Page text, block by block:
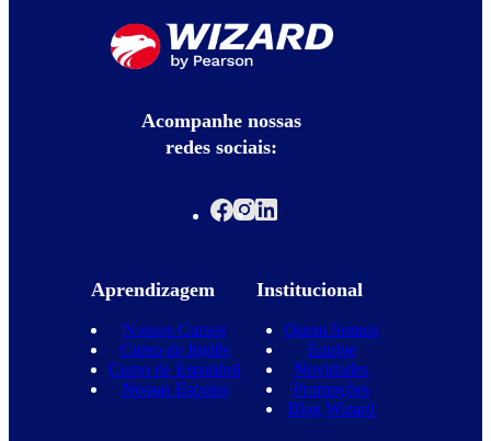
Acompanhe nossas
redes sociais:
Aprendizagem
Nossos Cursos
Curso de Inglês
Curso de Espanhol
Nossas Escolas
Institucional
Quem Somos
Equipe
Novidades
Promoções
Blog Wizard